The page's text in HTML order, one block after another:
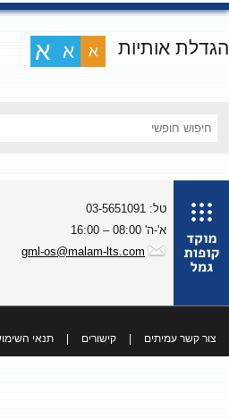
אותיות א א א
טל: 03-5651091
א'-ה' 08:00 – 16:00
gml-os@malam-lts.com
צור קשר עמיתים קישורים תנאי השימוש